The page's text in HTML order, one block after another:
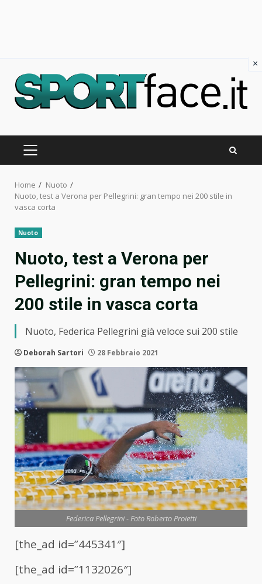
content
PRIMARY
Home
Nuoto
Nuoto, test a Verona per Pellegrini: gran tempo nei 200 stile in
vasca corta
Nuoto
Nuoto, test a Verona per
Pellegrini: gran tempo nei
200 stile in vasca corta
Nuoto, Federica Pellegrini già veloce sui 200 stile
Deborah Sartori 28 Febbraio 2021
Federica Pellegrini - Foto Roberto Proietti
[the_ad id=”445341″]
[the_ad id=”1132026″]
×